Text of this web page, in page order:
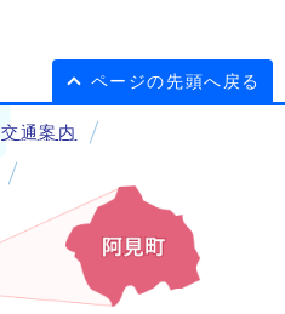
ページの先頭へ戻る
交通案内